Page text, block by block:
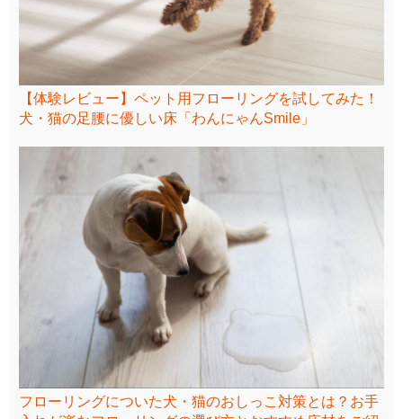
【体験レビュー】ペット用フローリングを試してみた！
犬・猫の足腰に優しい床「わんにゃんSmile」
フローリングについた犬・猫のおしっこ対策とは？お手